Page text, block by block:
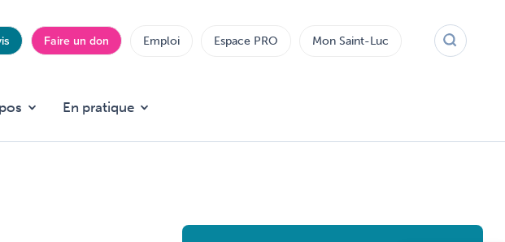
Faire un don Emploi Espace PRO Mon Saint-Luc
En pratique